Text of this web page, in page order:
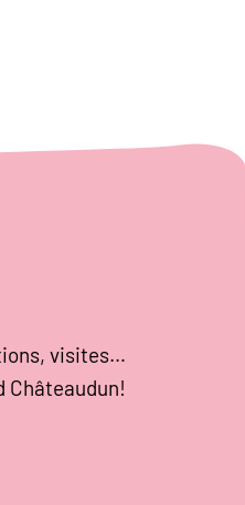
visites…
Châteaudun!